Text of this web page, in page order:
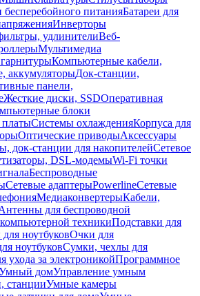
питанияБатареи для
Инверторы
удлинителиВеб-
Мультимедиа
Компьютерные кабели,
аккумуляторыДок-станции,
панели,
Жесткие диски, SSDОперативная
блоки
Системы охлажденияКорпуса для
Оптические приводыАксессуары
док-станции для накопителейСетевое
DSL-модемыWi-Fi точки
Беспроводные
Сетевые адаптерыPowerlineСетевые
МедиаконвертерыКабели,
для беспроводной
техникиПодставки для
ноутбуковОчки для
ноутбуковСумки, чехлы для
ухода за электроникойПрограммное
домУправление умным
станцииУмные камеры